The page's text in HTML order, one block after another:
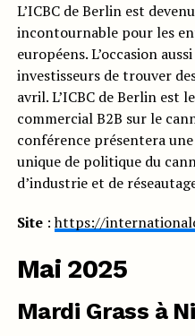
L’ICBC de Berlin est
incontournable pour les
européens. L’occasion
investisseurs de trouver
avril. L’ICBC de Berlin est
commercial B2B sur le
conférence présentera
unique de politique du
d’industrie et de
Site:https://
Mai 2025
Mardi Grass à